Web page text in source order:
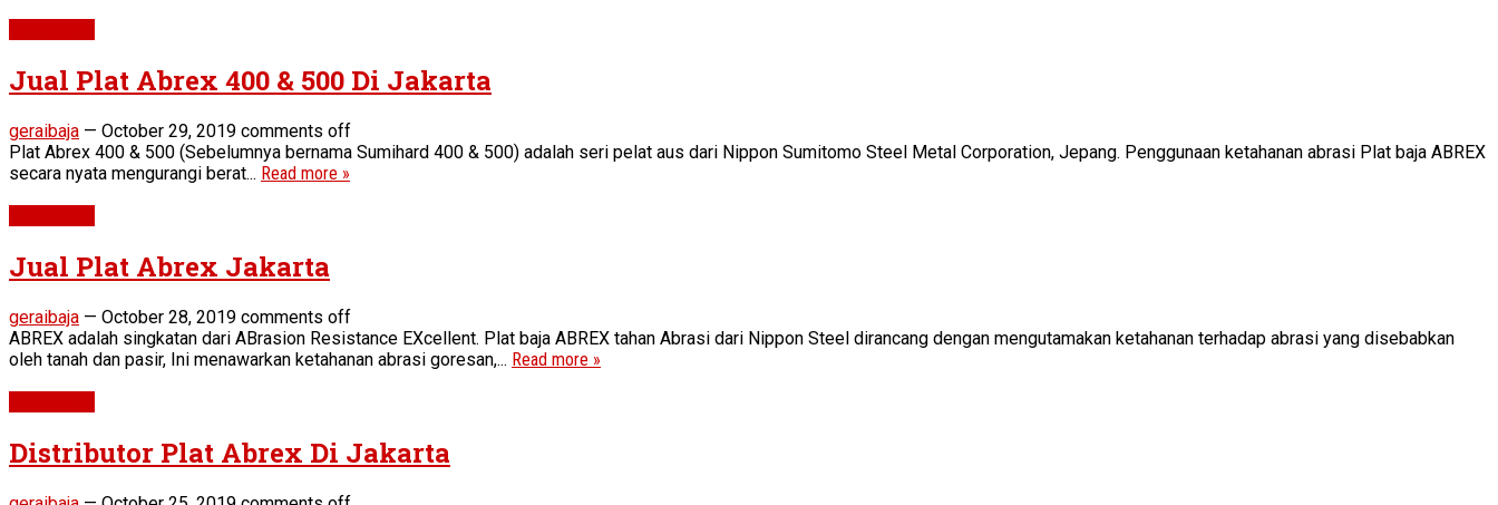
Jual Plat Abrex 400 & 500 Di Jakarta
geraibaja — October 29, 2019 comments off
Plat Abrex 400 & 500 (Sebelumnya bernama Sumihard 400 & 500) adalah seri pelat aus dari Nippon Sumitomo Steel Metal Corporation, Jepang. Penggunaan ketahanan abrasi Plat baja ABREX
secara nyata mengurangi berat... Read more »
Jual Plat Abrex Jakarta
geraibaja — October 28, 2019 comments off
ABREX adalah singkatan dari ABrasion Resistance EXcellent. Plat baja ABREX tahan Abrasi dari Nippon Steel dirancang dengan mengutamakan ketahanan terhadap abrasi yang disebabkan
oleh tanah dan pasir, Ini menawarkan ketahanan abrasi goresan,... Read more »
Distributor Plat Abrex Di Jakarta